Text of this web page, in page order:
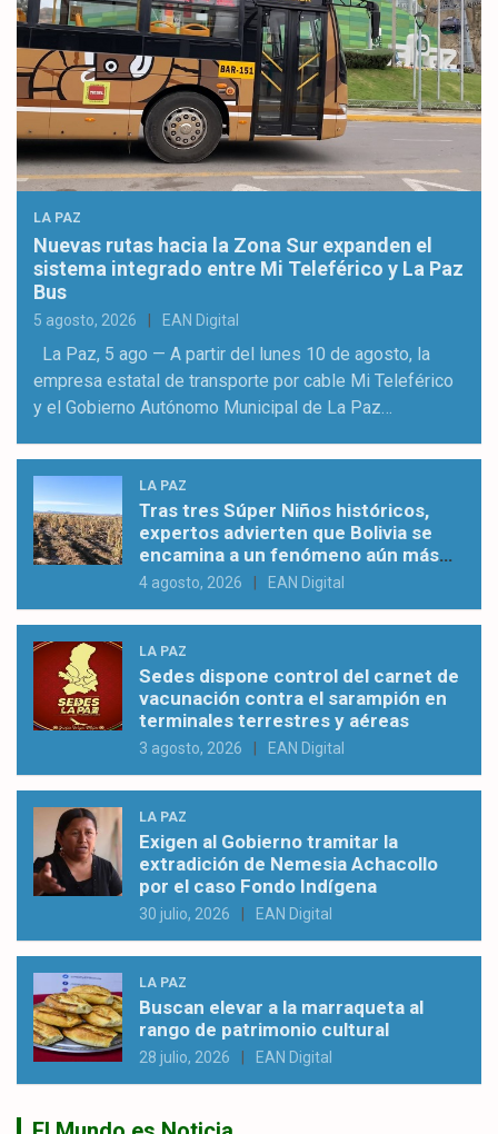
LA PAZ
Nuevas rutas hacia la Zona Sur expanden el
sistema integrado entre Mi Teleférico y La Paz
Bus
5 agosto, 2026 EAN Digital
La Paz, 5 ago — A partir del lunes 10 de agosto, la
empresa estatal de transporte por cable Mi Teleférico
y el Gobierno Autónomo Municipal de La Paz…
LA PAZ
Tras tres Súper Niños históricos,
expertos advierten que Bolivia se
encamina a un fenómeno aún más
severo
4 agosto, 2026 EAN Digital
LA PAZ
Sedes dispone control del carnet de
vacunación contra el sarampión en
terminales terrestres y aéreas
3 agosto, 2026 EAN Digital
LA PAZ
Exigen al Gobierno tramitar la
extradición de Nemesia Achacollo
por el caso Fondo Indígena
30 julio, 2026 EAN Digital
LA PAZ
Buscan elevar a la marraqueta al
rango de patrimonio cultural
28 julio, 2026 EAN Digital